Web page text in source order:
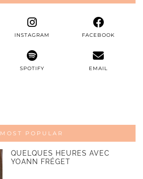
INSTAGRAM FACEBOOK
SPOTIFY EMAIL
MOST POPULAR
QUELQUES HEURES AVEC
YOANN FRÉGET